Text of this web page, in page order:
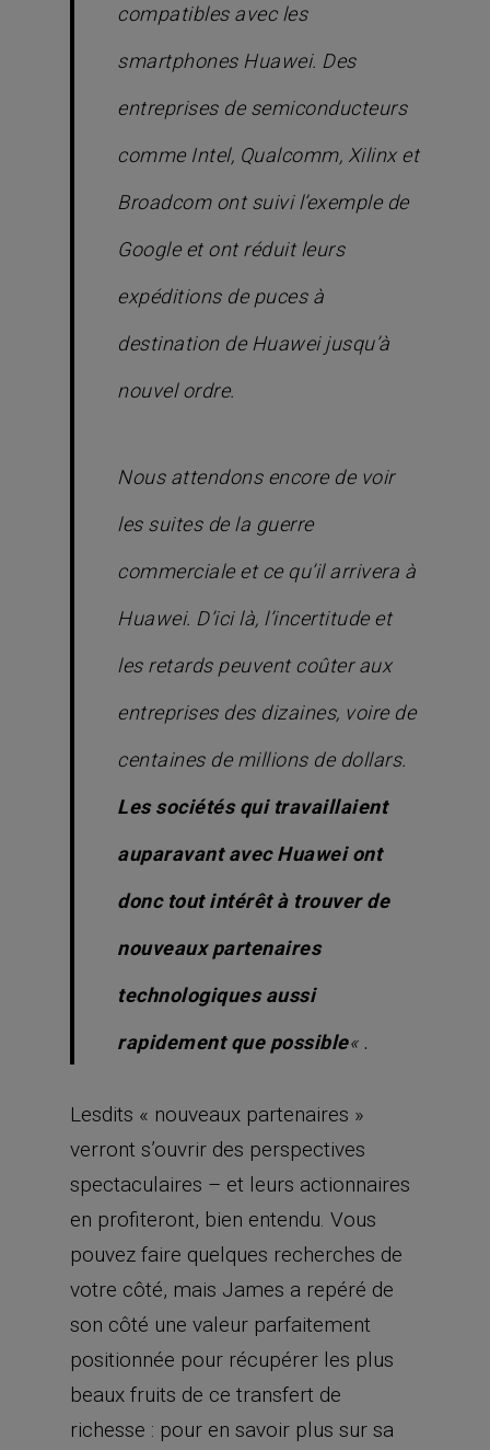
compatibles avec les
smartphones Huawei. Des
entreprises de semiconducteurs
comme Intel, Qualcomm, Xilinx et
Broadcom ont suivi l’exemple de
Google et ont réduit leurs
expéditions de puces à
destination de Huawei jusqu’à
nouvel ordre.
Nous attendons encore de voir
les suites de la guerre
commerciale et ce qu’il arrivera à
Huawei. D’ici là, l’incertitude et
les retards peuvent coûter aux
entreprises des dizaines, voire de
centaines de millions de dollars.
Les sociétés qui travaillaient
auparavant avec Huawei ont
donc tout intérêt à trouver de
nouveaux partenaires
technologiques aussi
rapidement que possible« .
Lesdits « nouveaux partenaires »
verront s’ouvrir des perspectives
spectaculaires – et leurs actionnaires
en profiteront, bien entendu. Vous
pouvez faire quelques recherches de
votre côté, mais James a repéré de
son côté une valeur parfaitement
positionnée pour récupérer les plus
beaux fruits de ce transfert de
richesse : pour en savoir plus sur sa